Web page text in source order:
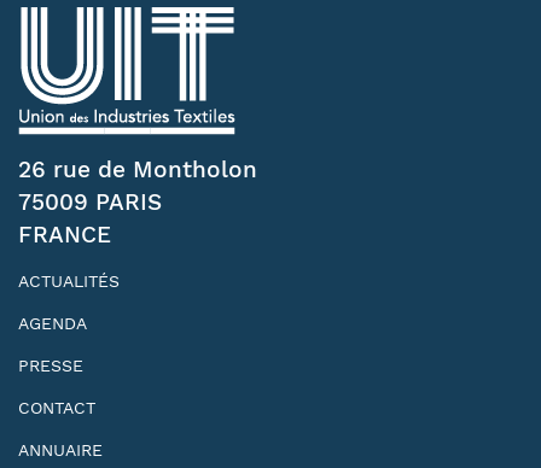
26 rue de Montholon
75009 PARIS
FRANCE
ACTUALITÉS
AGENDA
PRESSE
CONTACT
ANNUAIRE